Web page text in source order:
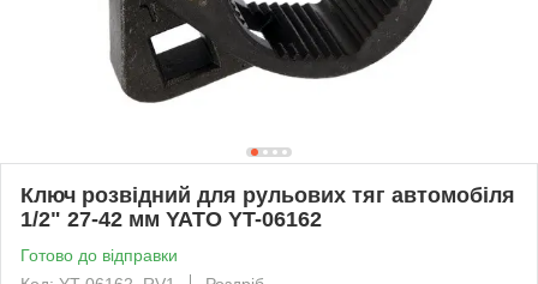
Ключ розвідний для рульових тяг автомобіля
1/2" 27-42 мм YATO YT-06162
Готово до відправки